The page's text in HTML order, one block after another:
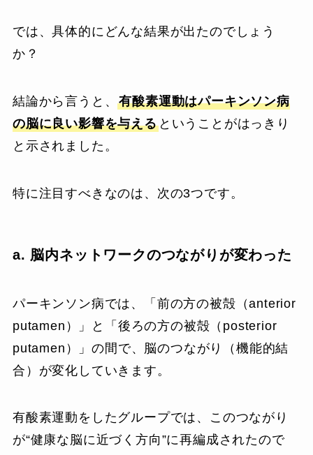
では、具体的にどんな結果が出たのでしょう
か？
結論から言うと、有酸素運動はパーキンソン病
の脳に良い影響を与えるということがはっきり
と示されました。
特に注目すべきなのは、次の3つです。
a. 脳内ネットワークのつながりが変わった
パーキンソン病では、「前の方の被殻（anterior
putamen）」と「後ろの方の被殻（posterior
putamen）」の間で、脳のつながり（機能的結
合）が変化していきます。
有酸素運動をしたグループでは、このつながり
が“健康な脳に近づく方向”に再編成されたので